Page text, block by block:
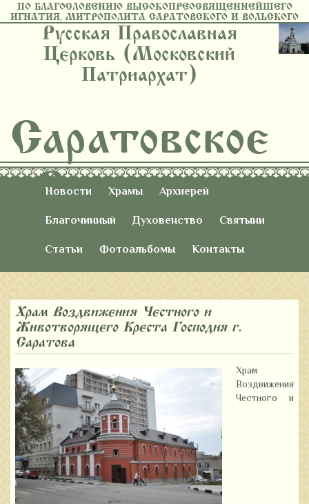
ПО БЛАГОСЛОВЕНИЮ ВЫСОКОПРЕОСВЯЩЕННЕЙШЕГО
ИГНАТИЯ, МИТРОПОЛИТА САРАТОВСКОГО И ВОЛЬСКОГО
Русская Православная
Церковь (Московский
Патриархат)
Саратовское
Восточное
Благочиние
Новости Храмы
Архиерей
Благочинный
Духовенство
Святыни
Статьи
Фотоальбомы Контакты
Храм Воздвижения Честного и
Животворящего Креста Господня г.
Саратова
Храм
Воздвижения
Честного и